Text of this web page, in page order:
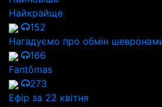
Найкрайще
152
Нагадуємо про обмін
166
Fantômas
273
Ефір за 22 квітня